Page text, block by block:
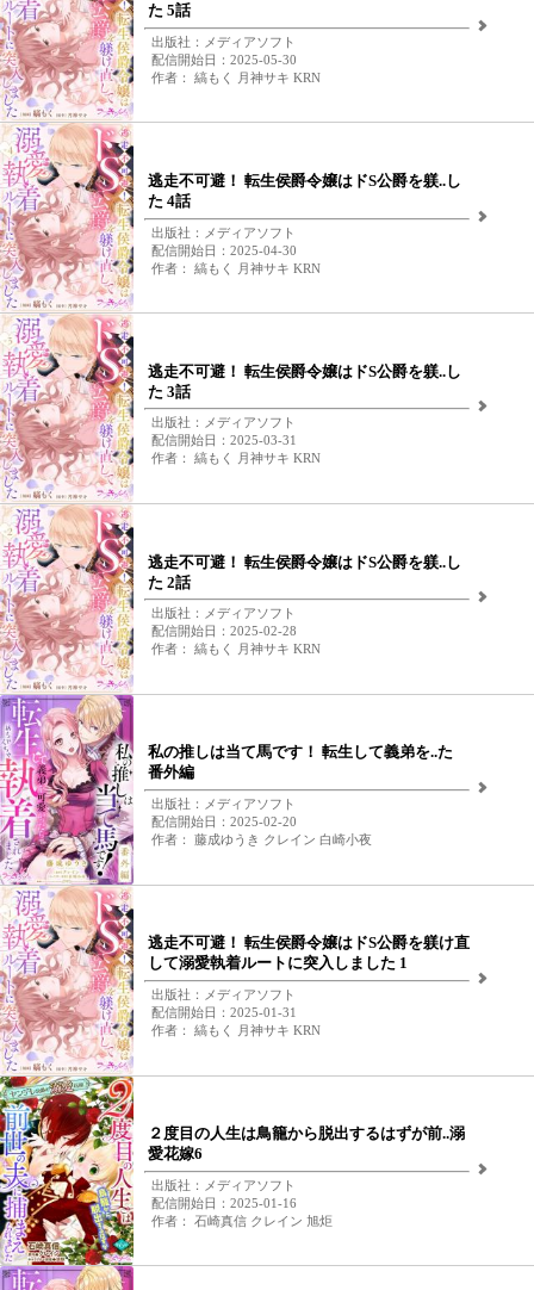
た 5話
出版社：メディアソフト
配信開始日：2025-05-30
作者： 縞もく 月神サキ KRN
逃走不可避！ 転生侯爵令嬢はドS公爵を躾..し
た 4話
出版社：メディアソフト
配信開始日：2025-04-30
作者： 縞もく 月神サキ KRN
逃走不可避！ 転生侯爵令嬢はドS公爵を躾..し
た 3話
出版社：メディアソフト
配信開始日：2025-03-31
作者： 縞もく 月神サキ KRN
逃走不可避！ 転生侯爵令嬢はドS公爵を躾..し
た 2話
出版社：メディアソフト
配信開始日：2025-02-28
作者： 縞もく 月神サキ KRN
私の推しは当て馬です！ 転生して義弟を..た
番外編
出版社：メディアソフト
配信開始日：2025-02-20
作者： 藤成ゆうき クレイン 白崎小夜
逃走不可避！ 転生侯爵令嬢はドS公爵を躾け直
して溺愛執着ルートに突入しました 1
出版社：メディアソフト
配信開始日：2025-01-31
作者： 縞もく 月神サキ KRN
２度目の人生は鳥籠から脱出するはずが前..溺
愛花嫁6
出版社：メディアソフト
配信開始日：2025-01-16
作者： 石崎真信 クレイン 旭炬